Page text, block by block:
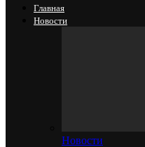
Главная
Новости
Новости